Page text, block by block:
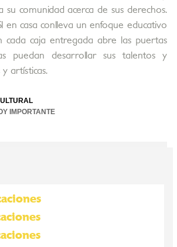
su comunidad acerca de sus derechos.
en casa conlleva un enfoque educativo
cada caja entregada abre las puertas
puedan desarrollar sus talentos y
y artísticas.
IMPORTANTE